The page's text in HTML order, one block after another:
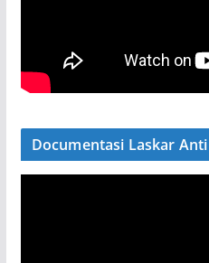
Documentasi Laskar